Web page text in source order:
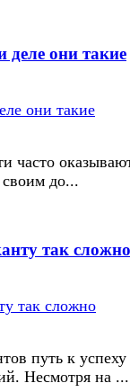
они такие
часто
своим до...
так сложно
путь к успеху
Несмотря на ...